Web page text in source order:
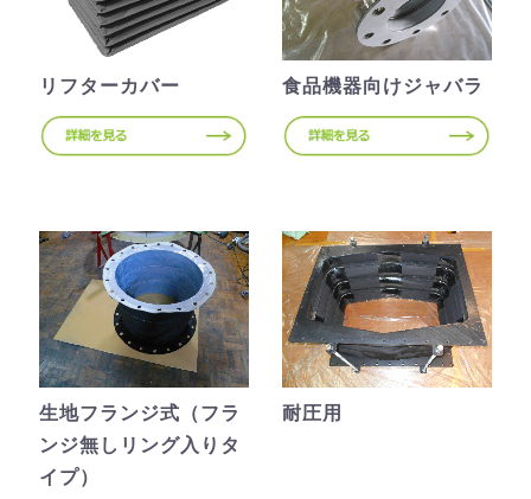
リフターカバー 食品機器向けジャバラ
生地フランジ式（フラ
ンジ無しリング入りタ
イプ）
耐圧用